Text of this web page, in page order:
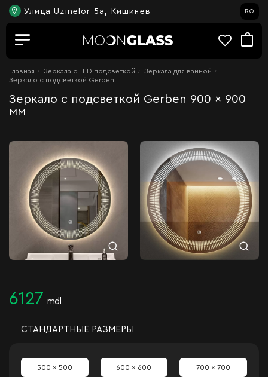
Улица Uzinelor 5a, Кишинев RO
Главная Зеркала c LED подсветкой
Зеркала для ванной
Зеркало с подсветкой Gerben
Зеркало с подсветкой Gerben 900 x 900
мм
6127 mdl
СТАНДАРТНЫЕ РАЗМЕРЫ
500 x 500 600 x 600 700 x 700